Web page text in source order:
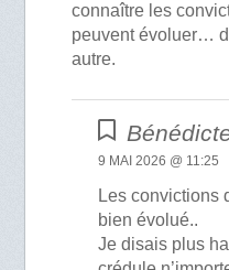
connaître les
peuvent évoluer…
autre.
9 MAI 2026 @ 11:25
Les convictions
bien évolué..
Je disais plus